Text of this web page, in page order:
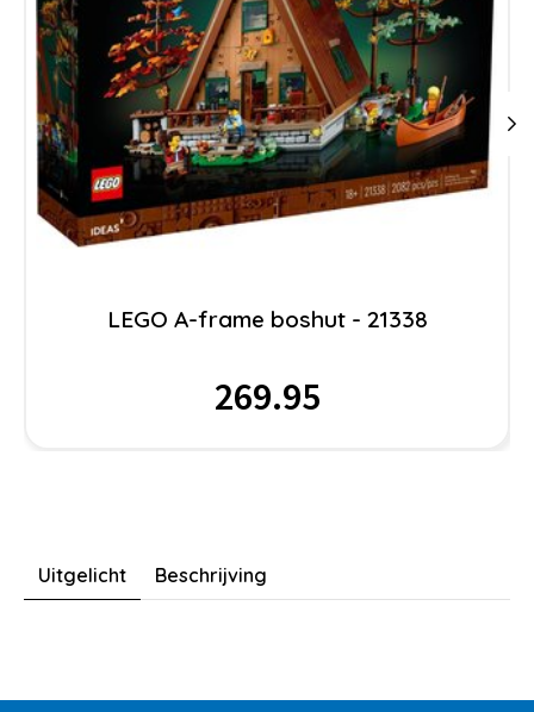
LEGO A-frame boshut - 21338
269.95
Uitgelicht Beschrijving